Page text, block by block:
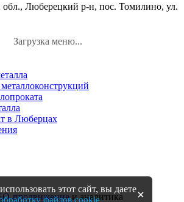
обл., Люберецкий р-н, пос. Томилино, ул.
Загрузка меню...
в Люберцах
продвижениеи аналитика
этот сайт, вы даете
файлов cookie